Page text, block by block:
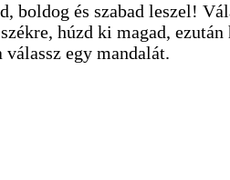
boldog és szabad leszel!
húzd ki magad,
egy mandalát.